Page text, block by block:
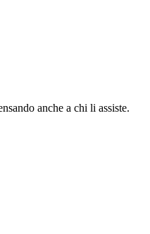
anche a chi li assiste.